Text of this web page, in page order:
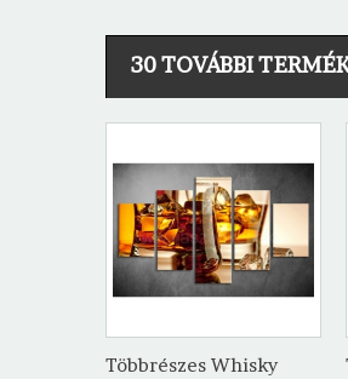
30 TOVÁBBI
Többrészes Whisky